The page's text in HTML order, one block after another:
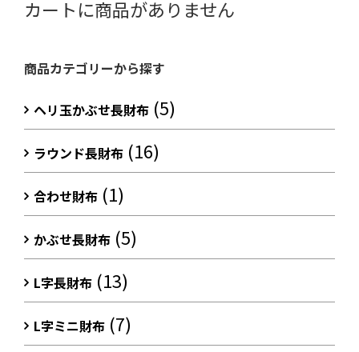
カートに商品がありません
商品カテゴリーから探す
ヘリ玉かぶせ長財布 (5)
ラウンド長財布 (16)
合わせ財布 (1)
かぶせ長財布 (5)
L字長財布 (13)
L字ミニ財布 (7)